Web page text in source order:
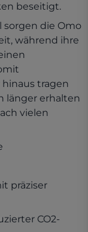
beseitigt.
die Omo
während ihre
tragen
länger erhalten
vielen
präziser
CO2-